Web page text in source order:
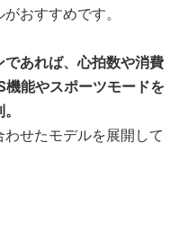
おすすめです。
あれば、心拍数や消費
機能やスポーツモードを
せたモデルを展開して